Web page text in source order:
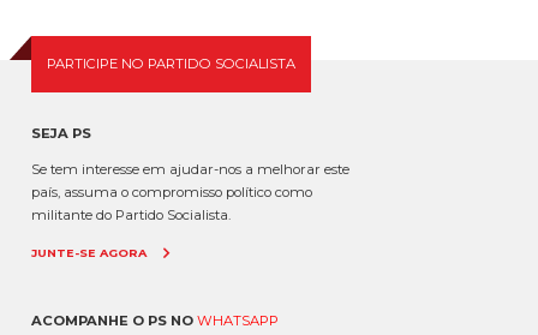
PARTICIPE NO PARTIDO SOCIALISTA
SEJA PS
Se tem interesse em ajudar-nos a melhorar este
país, assuma o compromisso político como
militante do Partido Socialista.
JUNTE-SE AGORA
ACOMPANHE O PS NO WHATSAPP